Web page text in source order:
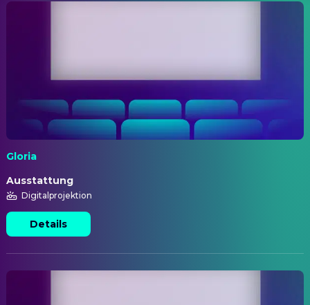
Gloria
Ausstattung
Digitalprojektion
Details